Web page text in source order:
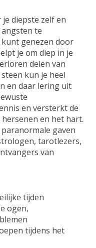
diepste zelf en
te
genezen door
je om diep in je
delen van
kun je heel
en daar lering uit
en versterkt de
en het hart.
gaven
tarotlezers,
van
tijden
ogen,
tijdens het